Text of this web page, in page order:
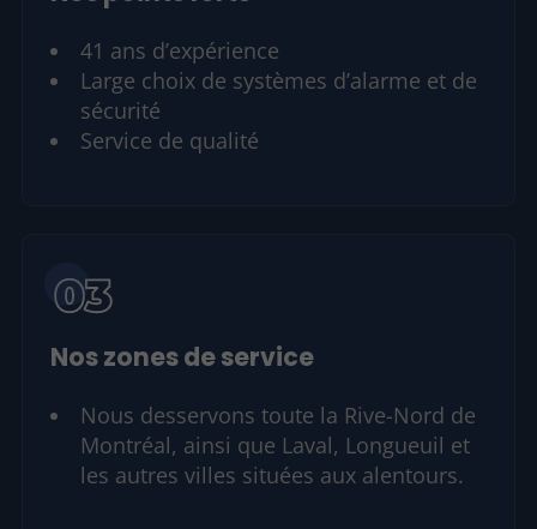
41 ans d’expérience
Large choix de systèmes d’alarme et de
sécurité
Service de qualité
Nos zones de service
Nous desservons toute la Rive-Nord de
Montréal, ainsi que Laval, Longueuil et
les autres villes situées aux alentours.